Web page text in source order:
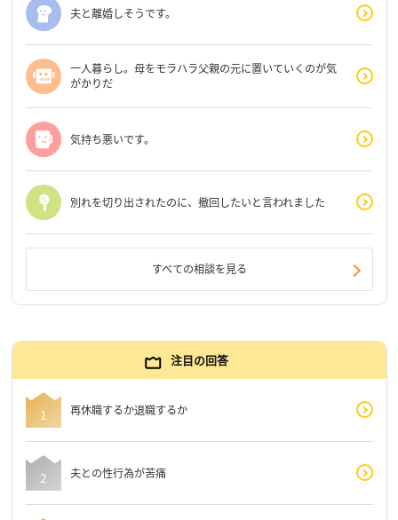
夫と離婚しそうです。
一人暮らし。母をモラハラ父親の元に置いていくのが気
がかりだ
気持ち悪いです。
別れを切り出されたのに、撤回したいと言われました
すべての相談を見る
注目の回答
再休職するか退職するか
夫との性行為が苦痛